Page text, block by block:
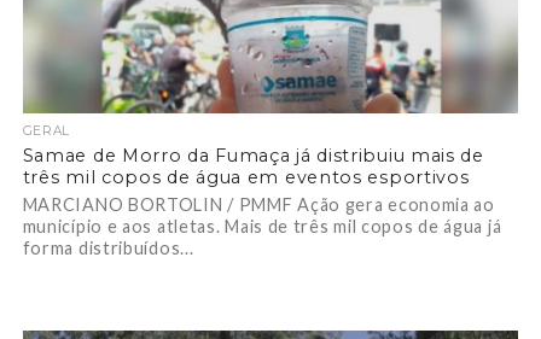
GERAL
Samae de Morro da Fumaça já distribuiu mais de
três mil copos de água em eventos esportivos
MARCIANO BORTOLIN / PMMF Ação gera economia ao
município e aos atletas. Mais de três mil copos de água já
forma distribuídos...